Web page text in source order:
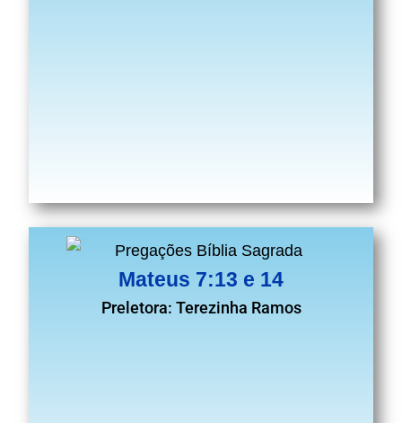
Mateus 7:13 e 14
Preletora: Terezinha Ramos